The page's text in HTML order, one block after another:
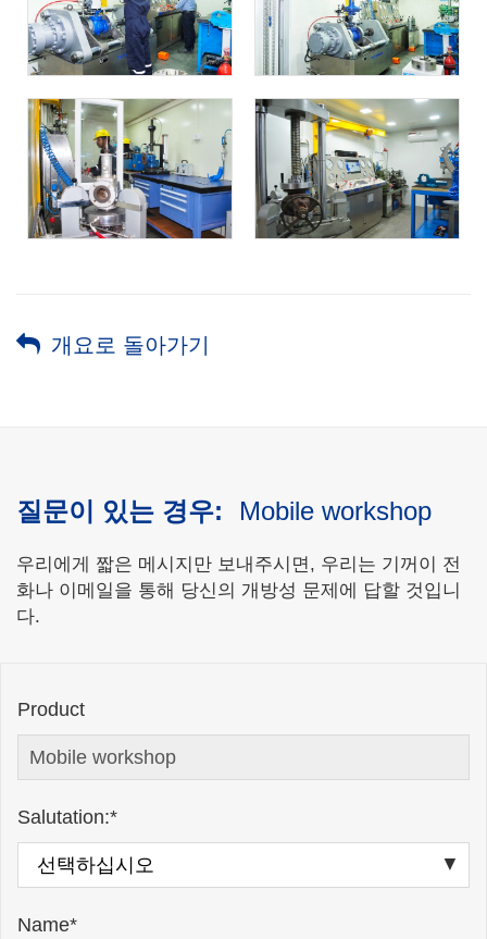
개요로 돌아가기
질문이 있는 경우: Mobile workshop
우리에게 짧은 메시지만 보내주시면, 우리는 기꺼이 전
화나 이메일을 통해 당신의 개방성 문제에 답할 것입니
다.
Product
Salutation:*
Name*